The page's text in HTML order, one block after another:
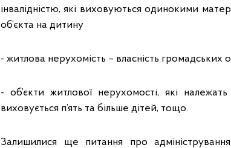
інвалідністю, які виховуються одинокими
об’єкта на дитину
- житлова нерухомість – власність громадських
- об’єкти житлової нерухомості, які
виховується п’ять та більше дітей, тощо.
Залишилися ще питання про